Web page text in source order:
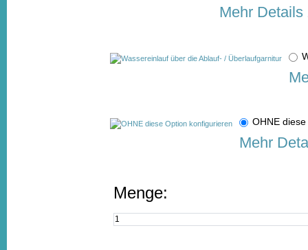
Mehr
OHNE
Mehr
Menge: